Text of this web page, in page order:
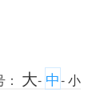
大- 中-小